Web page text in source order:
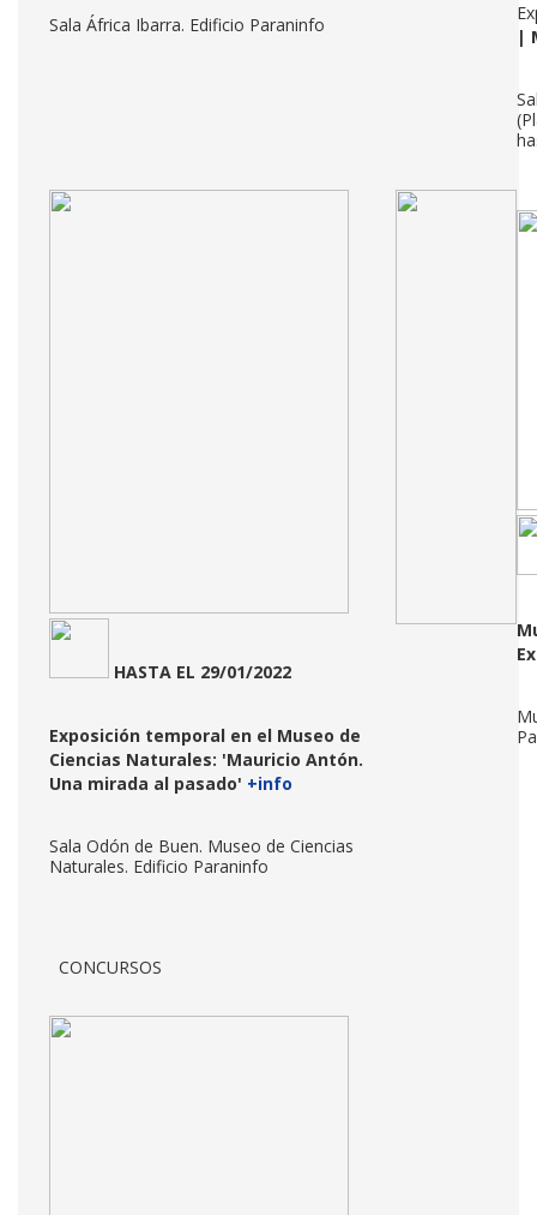
Sala África Ibarra. Edificio Paraninfo
|
HASTA EL 29/01/2022
Exposición temporal en el Museo de
Ciencias Naturales: 'Mauricio Antón.
Una mirada al pasado' +info
Sala Odón de Buen. Museo de Ciencias
Naturales. Edificio Paraninfo
CONCURSOS